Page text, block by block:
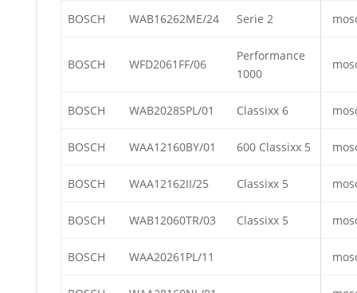
BOSCH WAB16262ME/24 Serie 2
BOSCH WFD2061FF/06
Performance
1000
BOSCH WAB2028SPL/01 Classixx 6
BOSCH WAA12160BY/01 600 Classixx 5
BOSCH WAA12162II/25 Classixx 5
BOSCH WAB12060TR/03 Classixx 5
BOSCH WAA20261PL/11